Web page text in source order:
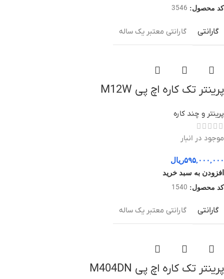
کد محصول: 3546
گارانتی گارانتی معتبر یک ساله
پرینتر تک کاره اچ پی M12W
پرینتر و چند کاره
موجود در انبار
۵۹۵,۰۰۰,۰۰۰ریال
افزودن به سبد خرید
کد محصول: 1540
گارانتی گارانتی معتبر یک ساله
پرینتر تک کاره اچ پی M404DN